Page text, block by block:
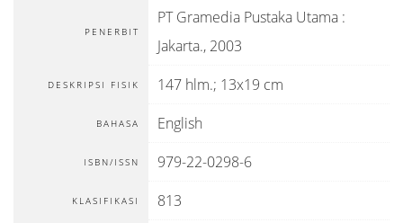
PENERBIT
PT Gramedia Pustaka Utama :
Jakarta., 2003
DESKRIPSI FISIK 147 hlm.; 13x19 cm
BAHASA English
ISBN/ISSN 979-22-0298-6
KLASIFIKASI 813